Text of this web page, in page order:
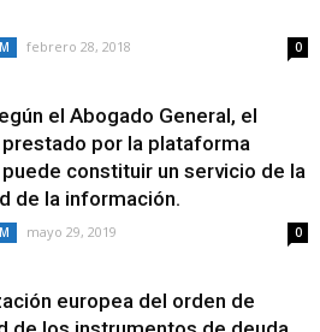
febrero 28, 2018 0
el Abogado General, el
por la plataforma
puede constituir un servicio de la
de la información.
mayo 29, 2019 0
europea del orden de